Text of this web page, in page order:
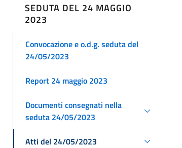
SEDUTA DEL 24 MAGGIO
2023
Convocazione e o.d.g. seduta del
24/05/2023
Report 24 maggio 2023
Documenti consegnati nella
seduta 24/05/2023
Atti del 24/05/2023